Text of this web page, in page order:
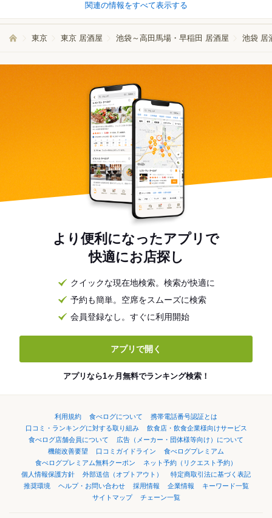
関連の情報をすべて表示する
東京 東京 居酒屋 池袋～高田馬場・早稲田 居酒屋 池袋 居
より便利になったアプリで
快適にお店探し
クイックな現在地検索。検索が快適に
予約も簡単。空席をスムーズに検索
会員登録なし。すぐに利用開始
アプリで開く
アプリなら1ヶ月無料でランキング検索！
利用規約 食べログについて
携帯電話番号認証とは
口コミ・ランキングに対する取り組み
飲食店・飲食企業様向けサービス
食べログ店舗会員について
広告（メーカー・団体様等向け）について
機能改善要望
口コミガイドライン
食べログプレミアム
食べログプレミアム無料クーポン
ネット予約（リクエスト予約）
個人情報保護方針
外部送信（オプトアウト）
特定商取引法に基づく表記
推奨環境
ヘルプ・お問い合わせ 採用情報 企業情報
キーワード一覧
サイトマップ
チェーン一覧